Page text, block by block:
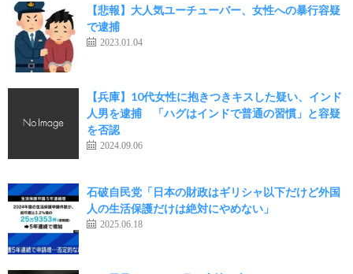
【悲報】大人気ユーチューバー、女性への暴行容疑
で逮捕
2023.01.04
【兵庫】10代女性に抱きつきキスした疑い、インド
人男を逮捕 「ハグはインドで普通の習慣」と容疑
を否認
2024.09.06
石破自民党「日本の財政はギリシャ以下だけど外国
人の生活保護だけは絶対にやめない」
2025.06.18